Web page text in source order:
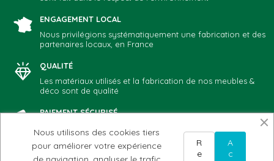
ENGAGEMENT LOCAL
Nous privilégions systématiquement une fabrication et des
partenaires locaux, en France
QUALITÉ
Les matériaux utilisés et la fabrication de nos meubles &
déco sont de qualité
PAIEMENT SÉCURISÉ
Vous choisissez votre mode de paiement préféré: CB,
Paypal, chèque, virement
Nous utilisons des cookies tiers
pour améliorer votre expérience
A
c
R
e